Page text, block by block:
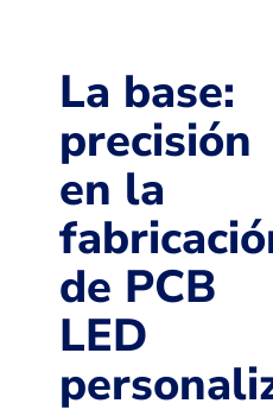
La base:
precisión
en la
de PCB
LED